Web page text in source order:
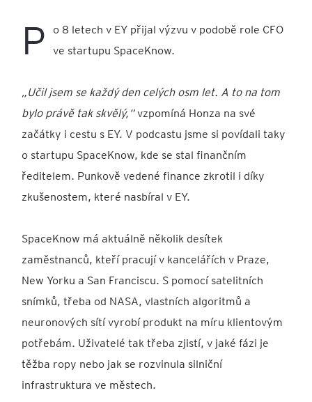
P
o 8 letech v EY přijal výzvu v podobě role CFO
ve startupu SpaceKnow.
„Učil jsem se každý den celých osm let. A to na tom
bylo právě tak skvělý,“vzpomíná Honza na své
začátky i cestu s EY. V podcastu jsme si povídali taky
o startupu SpaceKnow, kde se stal finančním
ředitelem. Punkově vedené finance zkrotil i díky
zkušenostem, které nasbíral v EY.
SpaceKnow má aktuálně několik desítek
zaměstnanců, kteří pracují v kancelářích v Praze,
New Yorku a San Franciscu. S pomocí satelitních
snímků, třeba od NASA, vlastních algoritmů a
neuronových sítí vyrobí produkt na míru klientovým
potřebám. Uživatelé tak třeba zjistí, v jaké fázi je
těžba ropy nebo jak se rozvinula silniční
infrastruktura ve městech.